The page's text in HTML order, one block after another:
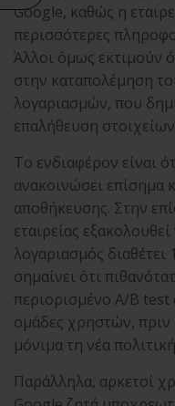
Google, καθώς η
περισσότερες
Άλλοι όμως εκτιμούν
στην καταπολέμηση
λογαριασμών, που
επαλήθευση
Το ενδιαφέρον είναι
ανακοινώσει επίσημα
αποθήκευσης. Στην
εταιρείας
λογαριασμός
σημαίνει ότι
περιορισμένο A/B test
ομάδες χρηστών, πριν
μόνιμα τη νέα
Παράλληλα, αρκετοί